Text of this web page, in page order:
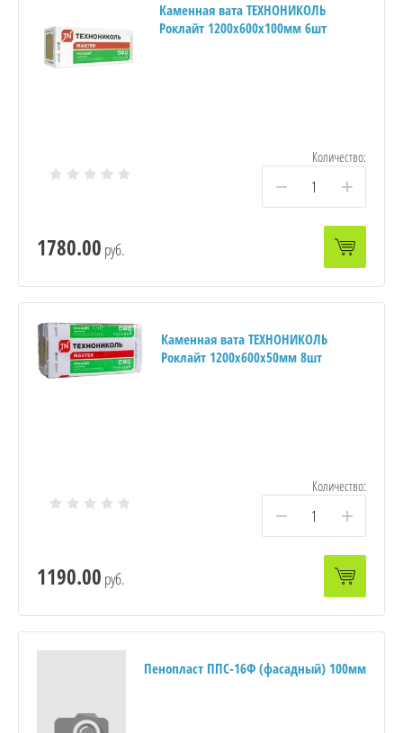
Каменная вата ТЕХНОНИКОЛЬ
Роклайт 1200x600х100мм 6шт
Количество:
− +
1780.00 руб.
Каменная вата ТЕХНОНИКОЛЬ
Роклайт 1200x600х50мм 8шт
Количество:
− +
1190.00 руб.
Пенопласт ППС-16Ф (фасадный) 100мм